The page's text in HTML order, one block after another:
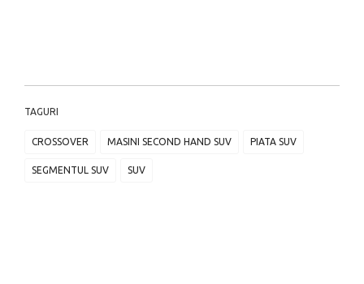
TAGURI
CROSSOVER MASINI SECOND HAND SUV PIATA SUV
SEGMENTUL SUV SUV